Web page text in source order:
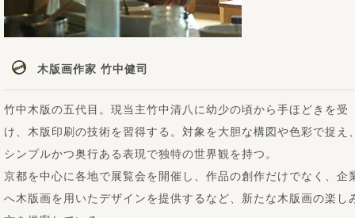
木版画作家 竹中健司
竹中木版の五代目。現当主竹中清八に幼少の頃から手ほどきを受
け、木版印刷の技術を習得する。対象を大胆な構図や色彩で捉え
シンプルかつ奥行ある表現で独特の世界観を持つ。
京都を中心に各地で展覧会を開催し、作品の創作だけでなく、企
へ木版画を用いたデザインを提供するなど、新たな木版画の楽し